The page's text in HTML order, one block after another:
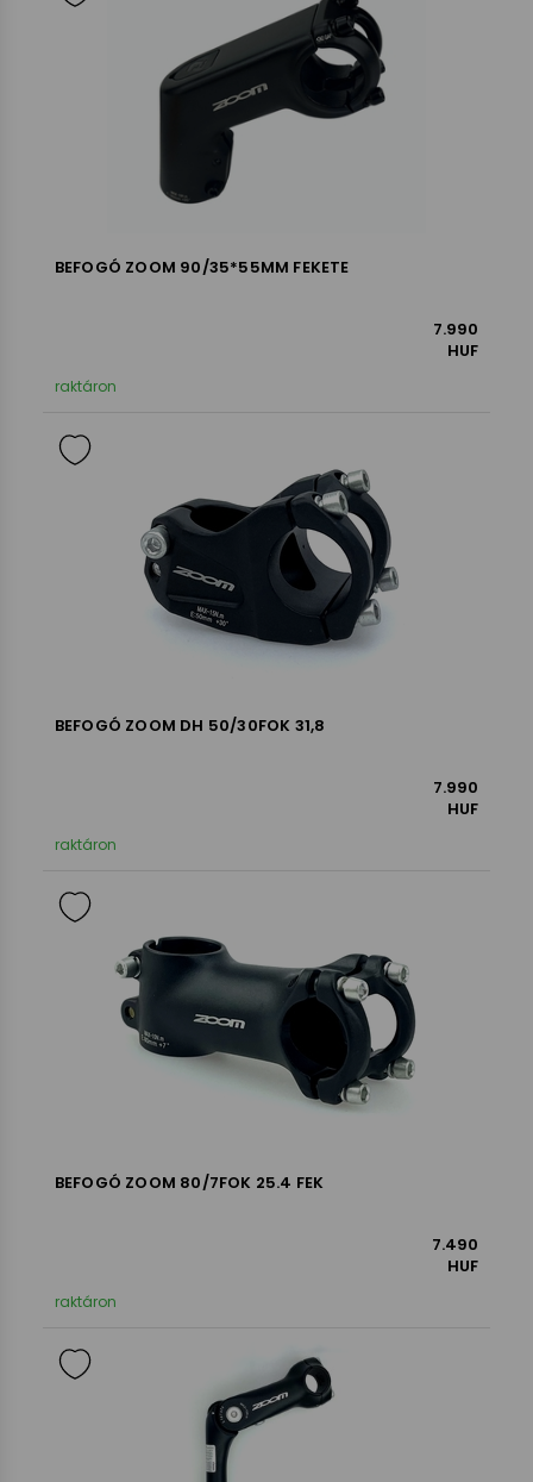
BEFOGÓ ZOOM 90/35*55MM FEKETE
7.990
HUF
raktáron
BEFOGÓ ZOOM DH 50/30FOK 31,8
7.990
HUF
raktáron
BEFOGÓ ZOOM 80/7FOK 25.4 FEK
7.490
HUF
raktáron